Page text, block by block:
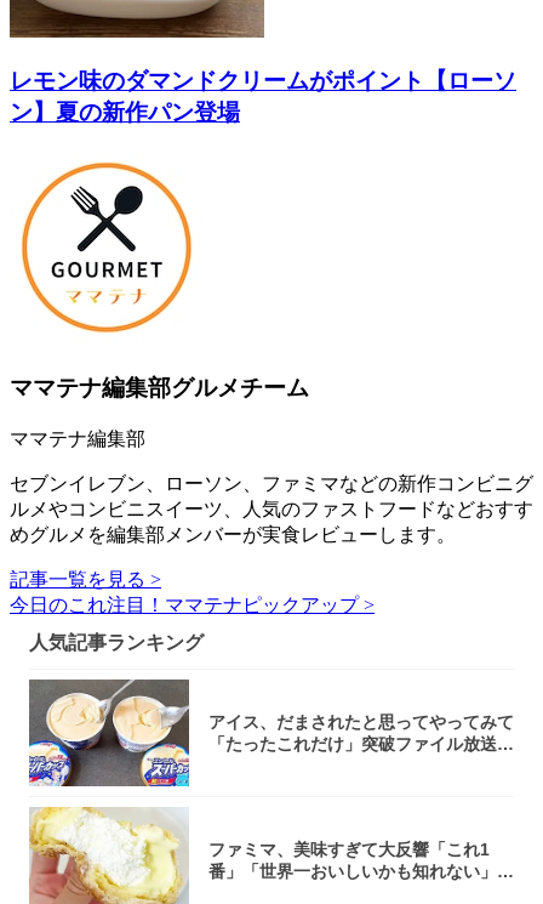
レモン味のダマンドクリームがポイント【ローソ
ン】夏の新作パン登場
ママテナ編集部グルメチーム
ママテナ編集部
セブンイレブン、ローソン、ファミマなどの新作コンビニグ
ルメやコンビニスイーツ、人気のファストフードなどおすす
めグルメを編集部メンバーが実食レビューします。
記事一覧を見る >
今日のこれ注目！ママテナピックアップ >
人気記事ランキング
アイス、だまされたと思ってやってみて
「たったこれだけ」突破ファイル放送で
ファミマ、美味すぎて大反響「これ1
番」「世界一おいしいかも知れない」